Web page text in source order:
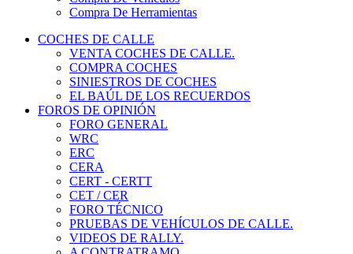
COCHES DE CALLE
VENTA COCHES DE CALLE.
COMPRA COCHES
SINIESTROS DE COCHES
EL BAÚL DE LOS RECUERDOS
FOROS DE OPINIÓN
FORO GENERAL
WRC
ERC
CERA
CERT - CERTT
CET / CER
FORO TÉCNICO
PRUEBAS DE VEHÍCULOS DE CALLE.
VIDEOS DE RALLY.
A CONTRATRAMO
TIENDA ONLINE